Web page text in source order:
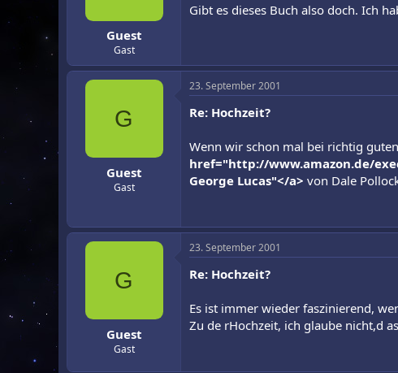
Guest
Gast
Gibt es dieses Buch also doch. Ich
G
Guest
Gast
23. September 2001
Re: Hochzeit?
Wenn wir schon mal bei richtig
href="http://www.amazon.de/
George Lucas"</a> von Dale
G
Guest
Gast
23. September 2001
Re: Hochzeit?
Es ist immer wieder faszinierend,
Zu de rHochzeit, ich glaube nicht,d